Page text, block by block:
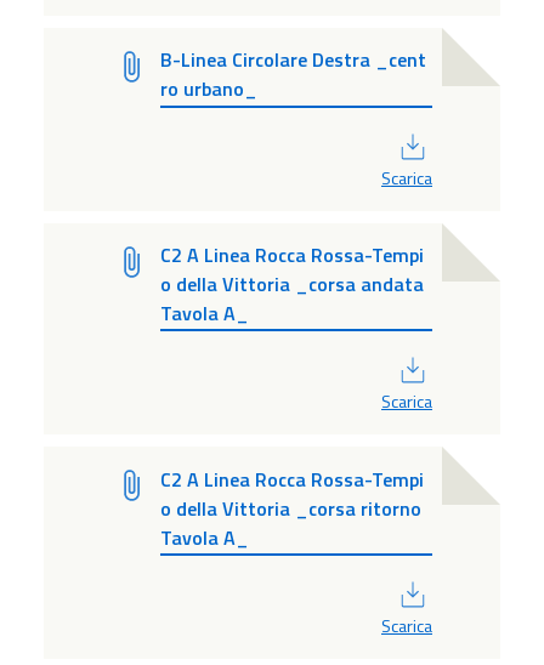
B-Linea Circolare Destra _cent
ro urbano_
Scarica
C2 A Linea Rocca Rossa-Tempi
o della Vittoria _corsa andata
Tavola A_
Scarica
C2 A Linea Rocca Rossa-Tempi
o della Vittoria _corsa ritorno
Tavola A_
Scarica